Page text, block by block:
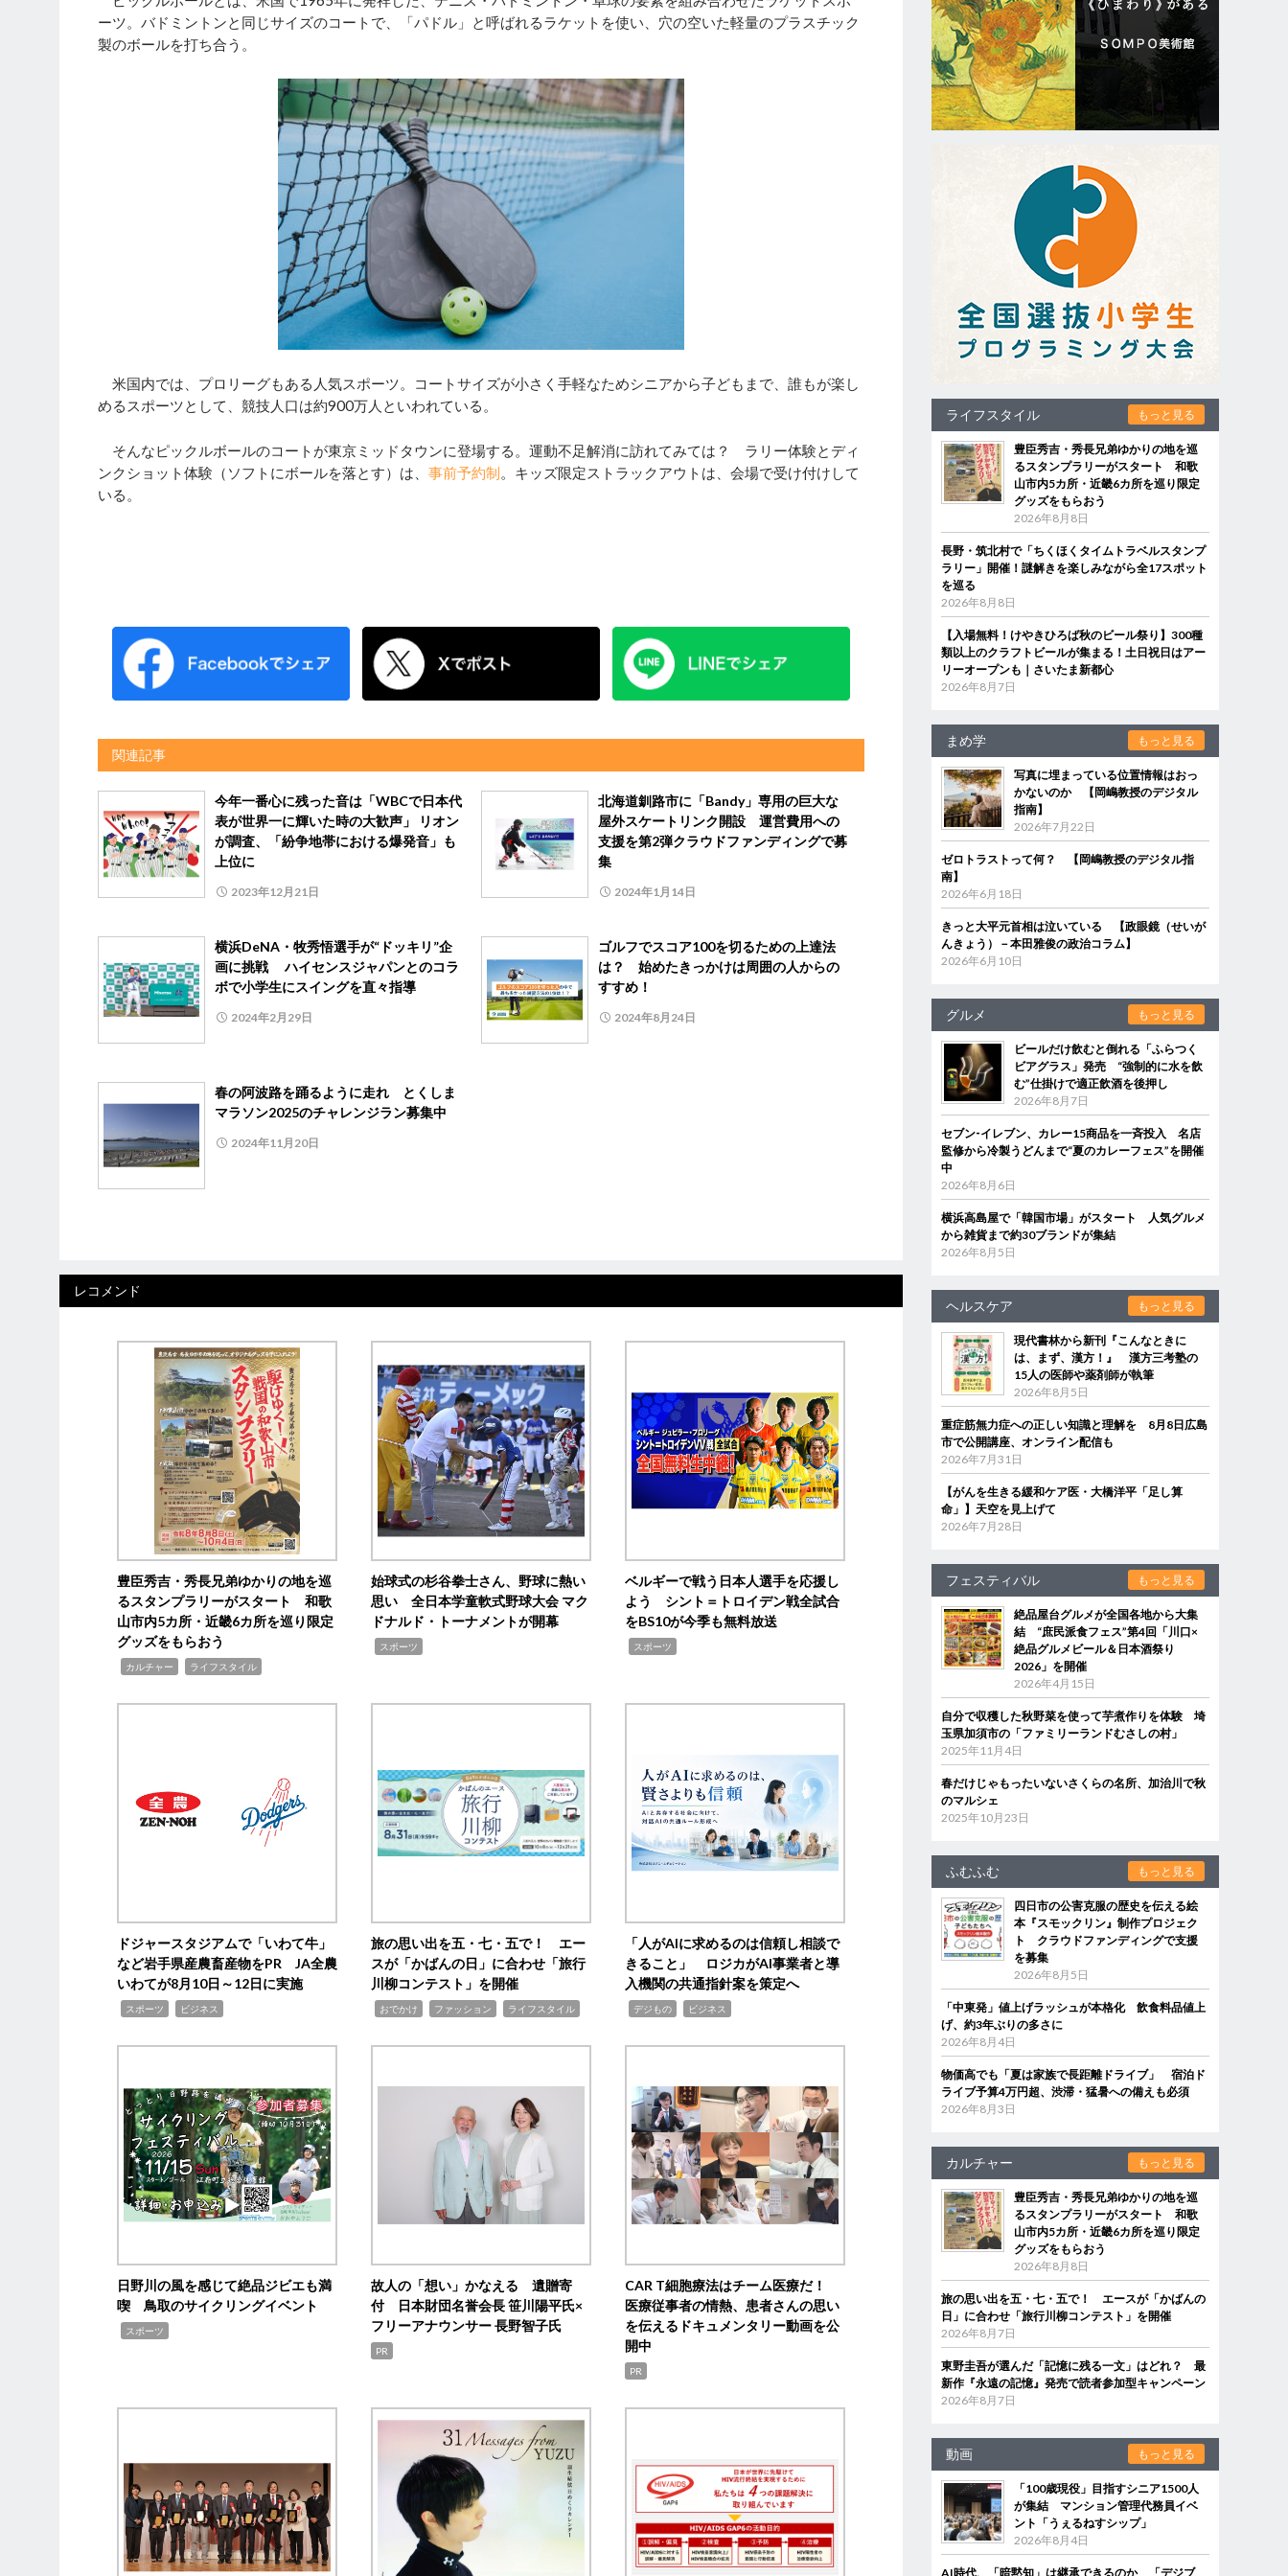
ーツ。バドミントンと同じサイズのコートで、「パドル」と呼ばれるラケットを使い、穴の空いた軽量のプラスチック
製のボールを打ち合う。
米国内では、プロリーグもある人気スポーツ。コートサイズが小さく手軽なためシニアから子どもまで、誰もが楽し
めるスポーツとして、競技人口は約900万人といわれている。
そんなピックルボールのコートが東京ミッドタウンに登場する。運動不足解消に訪れてみては？ ラリー体験とディ
ンクショット体験（ソフトにボールを落とす）は、 事前予約制 。キッズ限定ストラックアウトは、会場で受け付けして
いる。
関連記事
今年一番心に残った音は「WBCで日本代
表が世界一に輝いた時の大歓声」 リオン
が調査、「紛争地帯における爆発音」も
上位に
2023年12月21日
北海道釧路市に「Bandy」専用の巨大な
屋外スケートリンク開設 運営費用への
支援を第2弾クラウドファンディングで募
集
2024年1月14日
横浜DeNA・牧秀悟選手が“ドッキリ”企
画に挑戦 ハイセンスジャパンとのコラ
ボで小学生にスイングを直々指導
2024年2月29日
ゴルフでスコア100を切るための上達法
は？ 始めたきっかけは周囲の人からの
すすめ！
2024年8月24日
春の阿波路を踊るように走れ とくしま
マラソン2025のチャレンジラン募集中
2024年11月20日
レコメンド
豊臣秀吉・秀長兄弟ゆかりの地を巡
るスタンプラリーがスタート 和歌
山市内5カ所・近畿6カ所を巡り限定
グッズをもらおう
カルチャー ライフスタイル
始球式の杉谷拳士さん、野球に熱い
思い 全日本学童軟式野球大会 マク
ドナルド・トーナメントが開幕
スポーツ
ベルギーで戦う日本人選手を応援し
よう シント＝トロイデン戦全試合
をBS10が今季も無料放送
スポーツ
ドジャースタジアムで「いわて牛」
など岩手県産農畜産物をPR JA全農
いわてが8月10日～12日に実施
スポーツ ビジネス
旅の思い出を五・七・五で！ エー
スが「かばんの日」に合わせ「旅行
川柳コンテスト」を開催
おでかけ ファッション ライフスタイル
「人がAIに求めるのは信頼し相談で
きること」 ロジカがAI事業者と導
入機関の共通指針案を策定へ
デジもの ビジネス
日野川の風を感じて絶品ジビエも満
喫 鳥取のサイクリングイベント
スポーツ
故人の「想い」かなえる 遺贈寄
付 日本財団名誉会長 笹川陽平氏×
フリーアナウンサー 長野智子氏
PR
CAR T細胞療法はチーム医療だ！
医療従事者の情熱、患者さんの思い
を伝えるドキュメンタリー動画を公
開中
PR
ライフスタイル もっと見る
豊臣秀吉・秀長兄弟ゆかりの地を巡
るスタンプラリーがスタート 和歌
山市内5カ所・近畿6カ所を巡り限定
グッズをもらおう
2026年8月8日
長野・筑北村で「ちくほくタイムトラベルスタンプ
ラリー」開催！謎解きを楽しみながら全17スポット
を巡る
2026年8月8日
【入場無料！けやきひろば秋のビール祭り】300種
類以上のクラフトビールが集まる！土日祝日はアー
リーオープンも｜さいたま新都心
2026年8月7日
まめ学 もっと見る
写真に埋まっている位置情報はおっ
かないのか 【岡嶋教授のデジタル
指南】
2026年7月22日
ゼロトラストって何？ 【岡嶋教授のデジタル指
南】
2026年6月18日
きっと大平元首相は泣いている 【政眼鏡（せいが
んきょう）－本田雅俊の政治コラム】
2026年6月10日
グルメ もっと見る
ビールだけ飲むと倒れる「ふらつく
ビアグラス」発売 “強制的に水を飲
む”仕掛けで適正飲酒を後押し
2026年8月7日
セブン‐イレブン、カレー15商品を一斉投入 名店
監修から冷製うどんまで“夏のカレーフェス”を開催
中
2026年8月6日
横浜高島屋で「韓国市場」がスタート 人気グルメ
から雑貨まで約30ブランドが集結
2026年8月5日
ヘルスケア もっと見る
現代書林から新刊『こんなときに
は、まず、漢方！』 漢方三考塾の
15人の医師や薬剤師が執筆
2026年8月5日
重症筋無力症への正しい知識と理解を 8月8日広島
市で公開講座、オンライン配信も
2026年7月31日
【がんを生きる緩和ケア医・大橋洋平「足し算
命」】天空を見上げて
2026年7月28日
フェスティバル もっと見る
絶品屋台グルメが全国各地から大集
結 “庶民派食フェス”第4回「川口×
絶品グルメビール＆日本酒祭り
2026」を開催
2026年4月15日
自分で収穫した秋野菜を使って芋煮作りを体験 埼
玉県加須市の「ファミリーランドむさしの村」
2025年11月4日
春だけじゃもったいないさくらの名所、加治川で秋
のマルシェ
2025年10月23日
ふむふむ もっと見る
四日市の公害克服の歴史を伝える絵
本『スモックリン』制作プロジェク
ト クラウドファンディングで支援
を募集
2026年8月5日
「中東発」値上げラッシュが本格化 飲食料品値上
げ、約3年ぶりの多さに
2026年8月4日
物価高でも「夏は家族で長距離ドライブ」 宿泊ド
ライブ予算4万円超、渋滞・猛暑への備えも必須
2026年8月3日
カルチャー もっと見る
豊臣秀吉・秀長兄弟ゆかりの地を巡
るスタンプラリーがスタート 和歌
山市内5カ所・近畿6カ所を巡り限定
グッズをもらおう
2026年8月8日
旅の思い出を五・七・五で！ エースが「かばんの
日」に合わせ「旅行川柳コンテスト」を開催
2026年8月7日
東野圭吾が選んだ「記憶に残る一文」はどれ？ 最
新作『永遠の記憶』発売で読者参加型キャンペーン
2026年8月7日
動画 もっと見る
「100歳現役」目指すシニア1500人
が集結 マンション管理代務員イベ
ント「うぇるねすシップ」
2026年8月4日
AI時代、「暗黙知」は継承できるのか 「デジブ